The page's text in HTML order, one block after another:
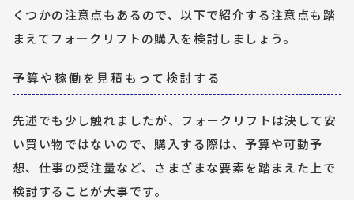
くつかの注意点もあるので、以下で紹介する注意点も踏
まえてフォークリフトの購入を検討しましょう。
予算や稼働を見積もって検討する
先述でも少し触れましたが、フォークリフトは決して安
い買い物ではないので、購入する際は、予算や可動予
想、仕事の受注量など、さまざまな要素を踏まえた上で
検討することが大事です。